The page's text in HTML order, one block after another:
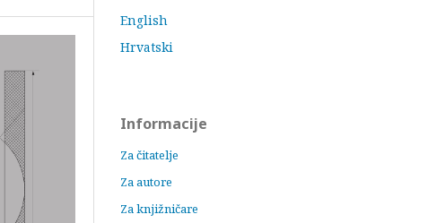
English
Hrvatski
Informacije
Za čitatelje
Za autore
Za knjižničare